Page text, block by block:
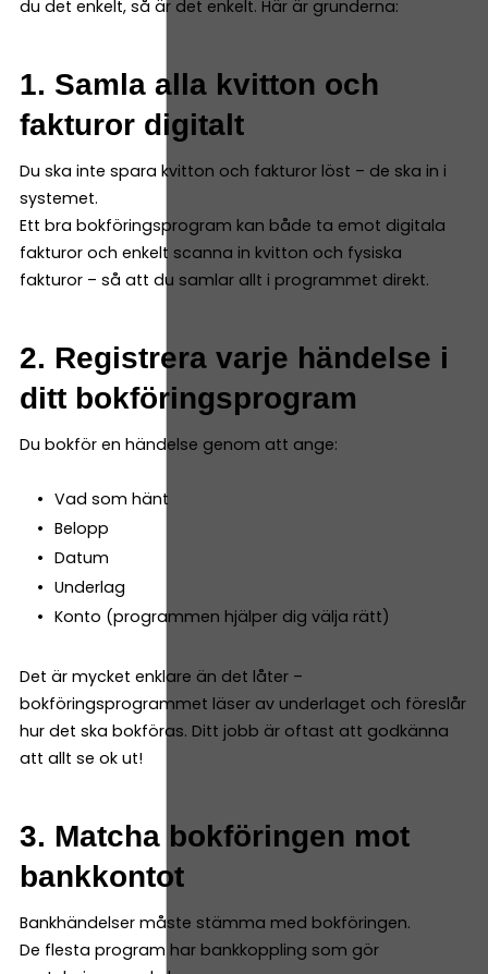
du det enkelt, så är det enkelt. Här är grunderna:
1. Samla alla kvitton och
fakturor digitalt
Du ska inte spara kvitton och fakturor löst – de ska in i
systemet.
Ett bra bokföringsprogram kan både ta emot digitala
fakturor och enkelt scanna in kvitton och fysiska
fakturor – så att du samlar allt i programmet direkt.
2. Registrera varje händelse i
ditt bokföringsprogram
Du bokför en händelse genom att ange:
Vad som hänt
Belopp
Datum
Underlag
Konto (programmen hjälper dig välja rätt)
Det är mycket enklare än det låter –
bokföringsprogrammet läser av underlaget och föreslår
hur det ska bokföras. Ditt jobb är oftast att godkänna
att allt se ok ut!
3. Matcha bokföringen mot
bankkontot
Bankhändelser måste stämma med bokföringen.
De flesta program har bankkoppling som gör